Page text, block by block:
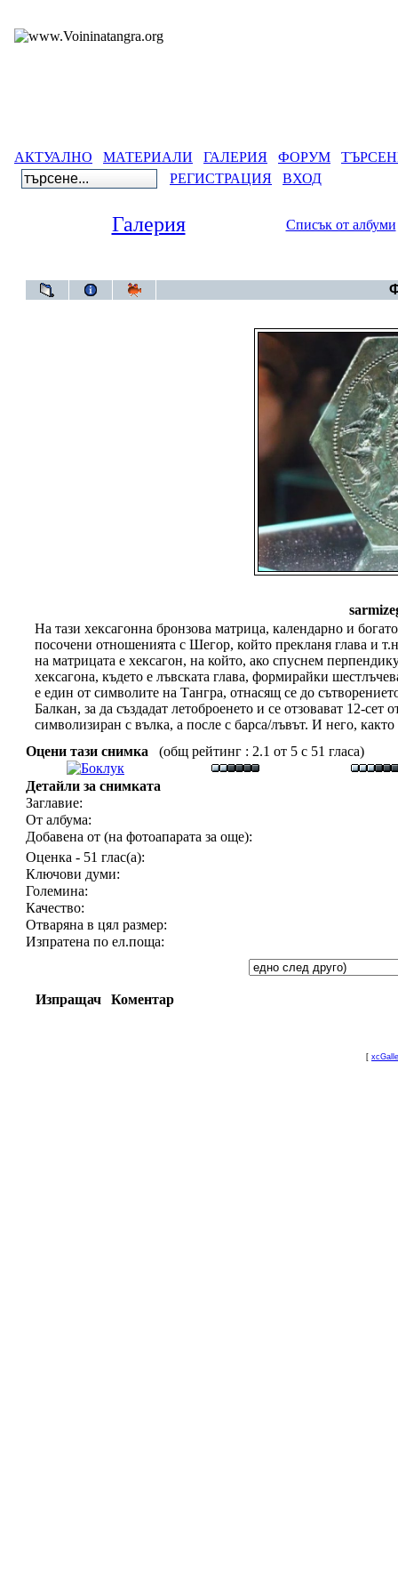
АКТУАЛНО МАТЕРИАЛИ ГАЛЕРИЯ ФОРУМ
РЕГИСТРАЦИЯ
ВХОД
Галерия Списък от албуми
На тази хексагонна бронзова матрица, календарно и
посочени отношенията с Шегор, който прекланя глава и
на матрицата е хексагон, на който, ако спуснем
хексагона, където е лъвската глава, формирайки
е един от символите на Тангра, отнасящ се до
Балкан, за да създадат летоброенето и се отзовават 12-
символизиран с вълка, а после с барса/лъвът. И него,
Оцени тази снимка
(общ рейтинг : 2.1 от 5 с 51 гласа)
Детайли за снимката
Заглавие:
От албума:
Добавена от (на фотоапарата за още):
Оценка - 51 глас(а):
Ключови думи:
Големина:
Качество:
Отваряна в цял размер:
Изпратена по ел.поща:
Изпращач Коментар
[